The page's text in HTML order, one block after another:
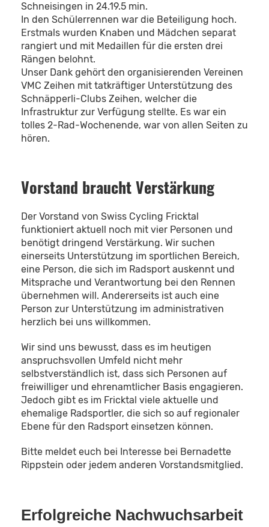
Schneisingen in 24.19.5 min.
In den Schülerrennen war die Beteiligung hoch.
Erstmals wurden Knaben und Mädchen separat
rangiert und mit Medaillen für die ersten drei
Rängen belohnt.
Unser Dank gehört den organisierenden Vereinen
VMC Zeihen mit tatkräftiger Unterstützung des
Schnäpperli-Clubs Zeihen, welcher die
Infrastruktur zur Verfügung stellte. Es war ein
tolles 2-Rad-Wochenende, war von allen Seiten zu
hören.
Vorstand braucht Verstärkung
Der Vorstand von Swiss Cycling Fricktal
funktioniert aktuell noch mit vier Personen und
benötigt dringend Verstärkung. Wir suchen
einerseits Unterstützung im sportlichen Bereich,
eine Person, die sich im Radsport auskennt und
Mitsprache und Verantwortung bei den Rennen
übernehmen will. Andererseits ist auch eine
Person zur Unterstützung im administrativen
herzlich bei uns willkommen.
Wir sind uns bewusst, dass es im heutigen
anspruchsvollen Umfeld nicht mehr
selbstverständlich ist, dass sich Personen auf
freiwilliger und ehrenamtlicher Basis engagieren.
Jedoch gibt es im Fricktal viele aktuelle und
ehemalige Radsportler, die sich so auf regionaler
Ebene für den Radsport einsetzen können.
Bitte meldet euch bei Interesse bei Bernadette
Rippstein oder jedem anderen Vorstandsmitglied.
Erfolgreiche Nachwuchsarbeit